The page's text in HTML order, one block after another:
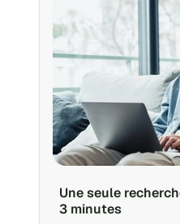
Une seule
3 minutes